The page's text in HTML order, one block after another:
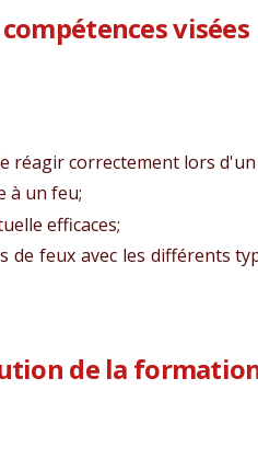
visées
réagir correctement lors
à un feu;
efficaces;
de feux avec les différents
de la